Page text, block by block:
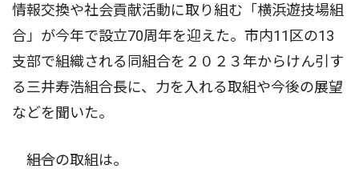
情報交換や社会貢献活動に取り組む「横浜遊技場組
合」が今年で設立70周年を迎えた。市内11区の13
支部で組織される同組合を２０２３年からけん引す
る三井寿浩組合長に、力を入れる取組や今後の展望
などを聞いた。
――組合の取組は。